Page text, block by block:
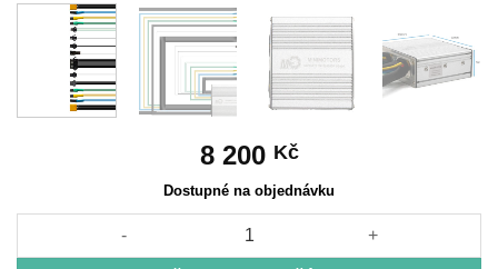
8 200 Kč
Dostupné na objednávku
Dualtron regulátor duálního motoru 52V 25A POP [Minimotors]